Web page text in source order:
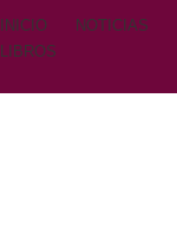
INICIO NOTICIAS
LIBROS